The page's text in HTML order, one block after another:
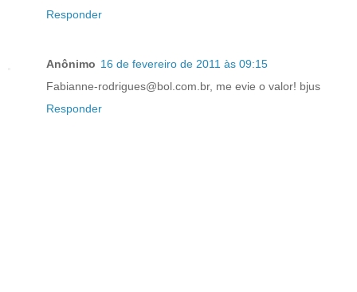
Responder
Anônimo 16 de fevereiro de 2011 às 09:15
Fabianne-rodrigues@bol.com.br, me evie o valor! bjus
Responder